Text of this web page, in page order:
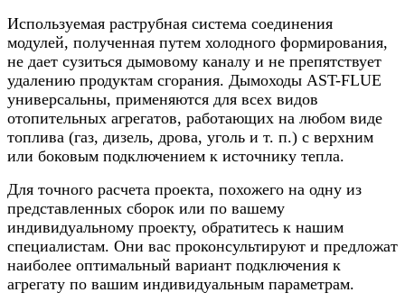
Используемая раструбная система соединения
модулей, полученная путем холодного формирования,
не дает сузиться дымовому каналу и не препятствует
удалению продуктам сгорания. Дымоходы AST-FLUE
универсальны, применяются для всех видов
отопительных агрегатов, работающих на любом виде
топлива (газ, дизель, дрова, уголь и т. п.) с верхним
или боковым подключением к источнику тепла.
Для точного расчета проекта, похожего на одну из
представленных сборок или по вашему
индивидуальному проекту, обратитесь к нашим
специалистам. Они вас проконсультируют и предложат
наиболее оптимальный вариант подключения к
агрегату по вашим индивидуальным параметрам.